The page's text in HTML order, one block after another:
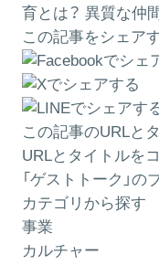
育とは？ 異質な仲
この記事をシェア
この記事のURLと
URLとタイトルを
「ゲストトーク」
カテゴリから探す
事業
カルチャー